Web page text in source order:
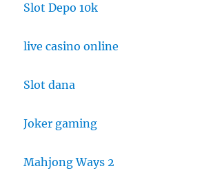
Slot Depo 10k
live casino online
Slot dana
Joker gaming
Mahjong Ways 2